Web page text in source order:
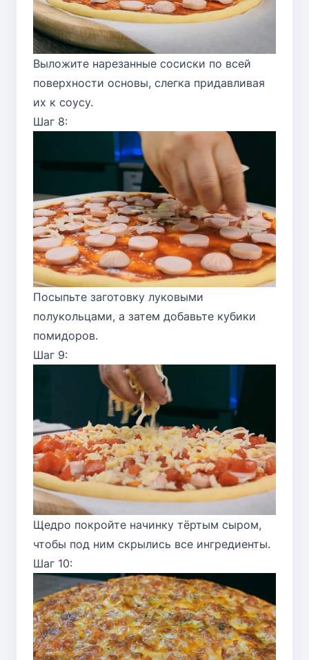
Выложите нарезанные сосиски по всей
поверхности основы, слегка придавливая
их к соусу.
Шаг 8:
Посыпьте заготовку луковыми
полукольцами, а затем добавьте кубики
помидоров.
Шаг 9:
Щедро покройте начинку тёртым сыром,
чтобы под ним скрылись все ингредиенты.
Шаг 10: